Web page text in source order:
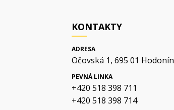
KONTAKTY
ADRESA
Očovská 1, 695 01 Hodonín
PEVNÁ LINKA
+420 518 398 711
+420 518 398 714